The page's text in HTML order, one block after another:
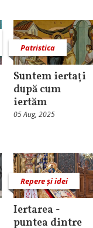
Patristica
Suntem iertați
după cum
iertăm
05 Aug, 2025
Repere și idei
Iertarea -
puntea dintre